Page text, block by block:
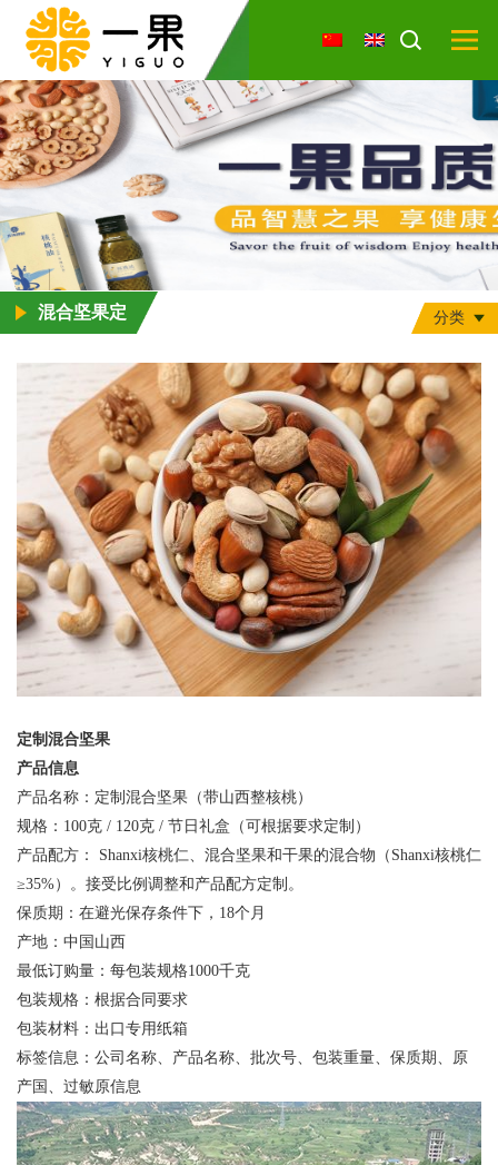
混合坚果定 分类
定制混合坚果
产品信息
产品名称：定制混合坚果（带山西整核桃）
规格：100克 / 120克 / 节日礼盒（可根据要求定制）
产品配方： Shanxi核桃仁、混合坚果和干果的混合物（Shanxi核桃仁
≥35%）。接受比例调整和产品配方定制。
保质期：在避光保存条件下，18个月
产地：中国山西
最低订购量：每包装规格1000千克
包装规格：根据合同要求
包装材料：出口专用纸箱
标签信息：公司名称、产品名称、批次号、包装重量、保质期、原
产国、过敏原信息